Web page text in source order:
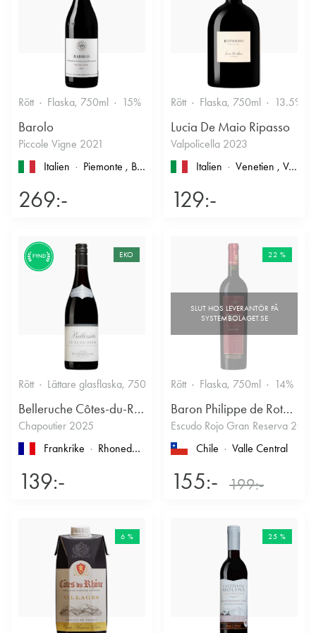
Rött Flaska, 750ml 15% Stramt & Nyanserat
Barolo
Piccole Vigne 2021
Italien
Piemonte , Barolo
269:-
Rött Flaska, 750ml 13.5%
Lucia De Maio Ripasso
Valpolicella 2023
Italien
Venetien , Valpolicella
129:-
FYND EKO
Rött Lättare glasflaska, 750ml 13.5% Kryddigt & Mustigt
Belleruche Côtes-du-Rhône
Chapoutier 2025
Frankrike
Rhonedalen , Côtes du Rhône
139:-
22 %
Rött Flaska, 750ml 14%
Baron Philippe de Rothschild Chile SA
Escudo Rojo Gran Reserva 2022
Chile
Valle Central
155:- 199:-
6 % 25 %